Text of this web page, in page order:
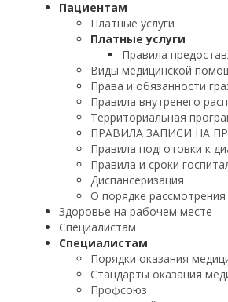
Пациентам
Платные услуги
Платные услуги
Правила
Виды медицинской
Права и обязанности
Правила внутренего
Территориальная
ПРАВИЛА ЗАПИСИ НА
Правила подготовки к
Правила и сроки
Диспансеризация
О порядке
Здоровье на рабочем месте
Специалистам
Специалистам
Порядки оказания
Стандарты оказания
Профсоюз